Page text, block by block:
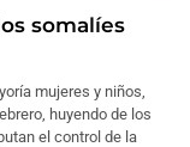
somalíes
mujeres y niños,
huyendo de los
el control de la